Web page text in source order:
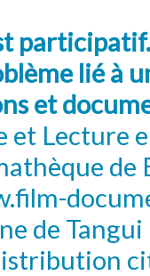
lié à
et
et Lecture
de
de